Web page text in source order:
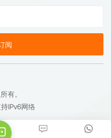
有。
IPv6网络